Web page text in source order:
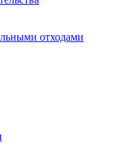
отходами